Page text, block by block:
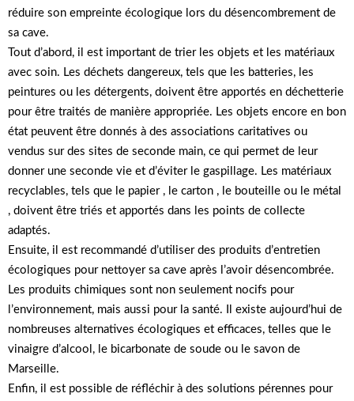
réduire son empreinte écologique lors du désencombrement de
sa cave.
Tout d’abord, il est important de trier les objets et les matériaux
avec soin. Les déchets dangereux, tels que les batteries, les
peintures ou les détergents, doivent être apportés en déchetterie
pour être traités de manière appropriée. Les objets encore en bon
état peuvent être donnés à des associations caritatives ou
vendus sur des sites de seconde main, ce qui permet de leur
donner une seconde vie et d’éviter le gaspillage. Les matériaux
recyclables, tels que le papier , le carton , le bouteille ou le métal
, doivent être triés et apportés dans les points de collecte
adaptés.
Ensuite, il est recommandé d’utiliser des produits d’entretien
écologiques pour nettoyer sa cave après l’avoir désencombrée.
Les produits chimiques sont non seulement nocifs pour
l’environnement, mais aussi pour la santé. Il existe aujourd’hui de
nombreuses alternatives écologiques et efficaces, telles que le
vinaigre d’alcool, le bicarbonate de soude ou le savon de
Marseille.
Enfin, il est possible de réfléchir à des solutions pérennes pour